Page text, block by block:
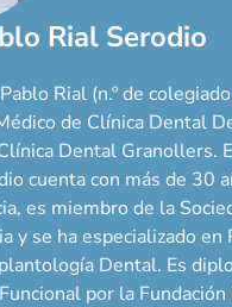
Rial Serodio
Rial (n.º de
de Clínica Dental
Dental Granollers.
cuenta con más de 30
es miembro de la
y se ha especializado en
Dental. Es
por la